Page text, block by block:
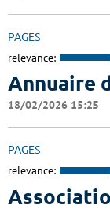
PAGES
relevance:
Annuaire
18/02/2026 15:25
PAGES
relevance: